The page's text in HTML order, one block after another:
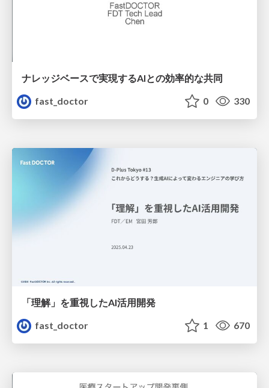
ナレッジベースで実現するAIとの効率的な共同
fast_doctor
0 330
「理解」を重視したAI活用開発
fast_doctor
1 670